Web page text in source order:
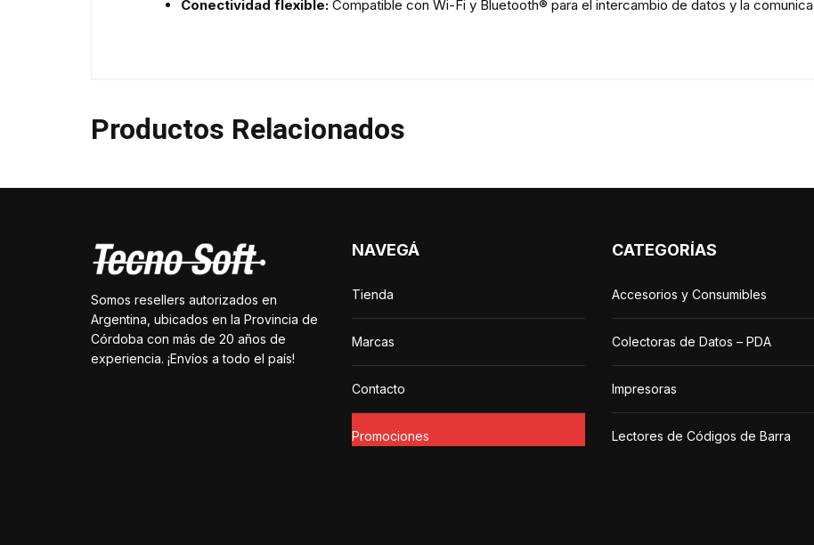
Conectividad flexible: Compatible con Wi-Fi y Bluetooth® para el intercambio de datos y la
Productos Relacionados
Somos resellers autorizados en
Argentina, ubicados en la Provincia de
Córdoba con más de 20 años de
experiencia. ¡Envíos a todo el país!
NAVEGÁ
Tienda
Marcas
Contacto
Promociones
CATEGORÍAS
Accesorios y Consumibles
Colectoras de Datos – PDA
Impresoras
Lectores de Códigos de Barra